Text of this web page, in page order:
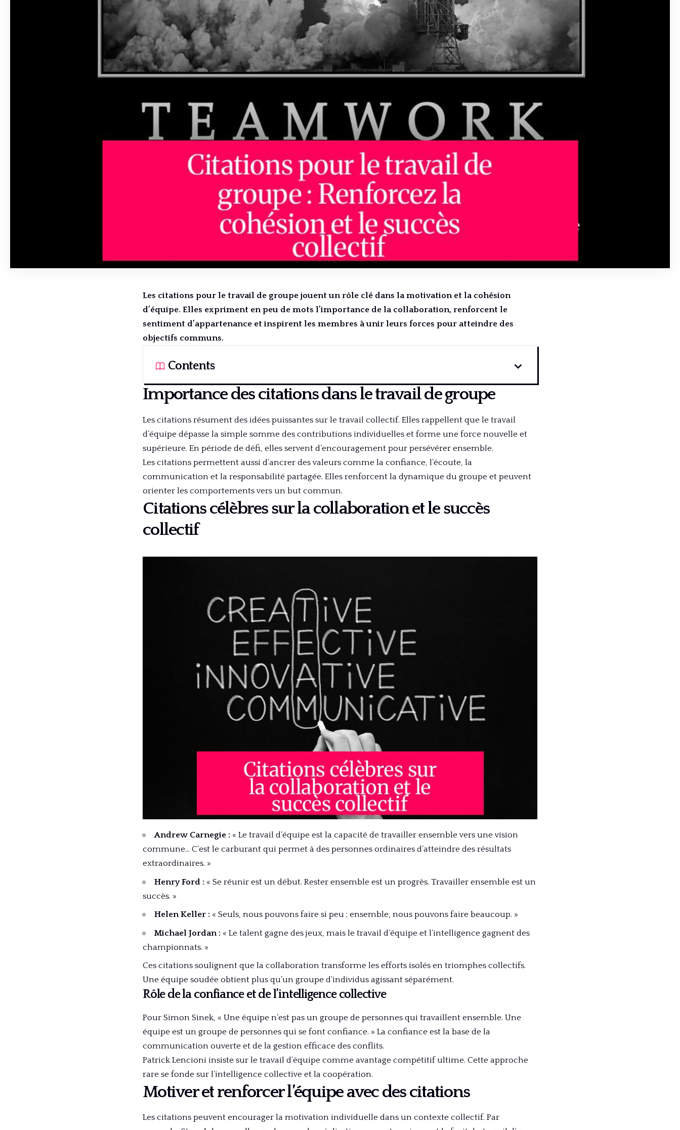
Les citations pour le travail de groupe jouent un rôle clé dans la motivation et la cohésion
d’équipe. Elles expriment en peu de mots l’importance de la collaboration, renforcent le
sentiment d’appartenance et inspirent les membres à unir leurs forces pour atteindre des
objectifs communs.
Contents
Importance des citations dans le travail de groupe
Les citations résument des idées puissantes sur le travail collectif. Elles rappellent que le travail
d’équipe dépasse la simple somme des contributions individuelles et forme une force nouvelle et
supérieure. En période de défi, elles servent d’encouragement pour persévérer ensemble.
Les citations permettent aussi d’ancrer des valeurs comme la confiance, l’écoute, la
communication et la responsabilité partagée. Elles renforcent la dynamique du groupe et peuvent
orienter les comportements vers un but commun.
Citations célèbres sur la collaboration et le succès
collectif
Andrew Carnegie : « Le travail d’équipe est la capacité de travailler ensemble vers une vision
commune… C’est le carburant qui permet à des personnes ordinaires d’atteindre des résultats
extraordinaires. »
Henry Ford : « Se réunir est un début. Rester ensemble est un progrès. Travailler ensemble est un
succès. »
Helen Keller : « Seuls, nous pouvons faire si peu ; ensemble, nous pouvons faire beaucoup. »
Michael Jordan : « Le talent gagne des jeux, mais le travail d’équipe et l’intelligence gagnent des
championnats. »
Ces citations soulignent que la collaboration transforme les efforts isolés en triomphes collectifs.
Une équipe soudée obtient plus qu’un groupe d’individus agissant séparément.
Rôle de la confiance et de l’intelligence collective
Pour Simon Sinek, « Une équipe n’est pas un groupe de personnes qui travaillent ensemble. Une
équipe est un groupe de personnes qui se font confiance. » La confiance est la base de la
communication ouverte et de la gestion efficace des conflits.
Patrick Lencioni insiste sur le travail d’équipe comme avantage compétitif ultime. Cette approche
rare se fonde sur l’intelligence collective et la coopération.
Motiver et renforcer l’équipe avec des citations
Les citations peuvent encourager la motivation individuelle dans un contexte collectif. Par